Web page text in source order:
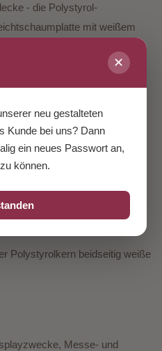
✕
neu gestalteten
Kunde bei uns? Dann
ein neues Passwort an,
können.
- die Polystyrol-
mit weißem
Kartonabdeckung.
Hier können Sie viele
individuelle
in 5 mm werden mit einem
geschnitten da sind die
wir die 10 mm Platten mit
schneiden und da haben wir
Polystyrolkern beidseitig weiße
Messe- und